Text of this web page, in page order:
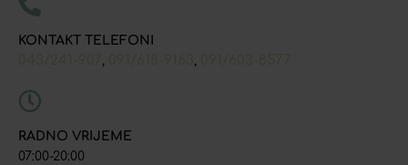
KONTAKT TELEFONI
, ,
RADNO VRIJEME
07:00-20:00